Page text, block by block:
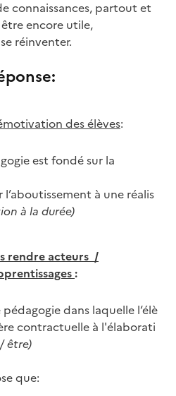
connaissances, partout et
encore utile,
réinventer.
des élèves:
est fondé sur la
à une réalis
à la durée)
rendre acteurs /
:
dans laquelle l‘élè
contractuelle à l'élaborati
être)
que: